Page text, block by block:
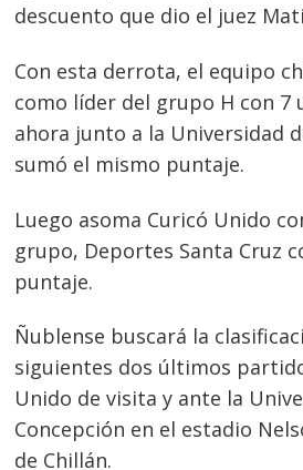
descuento que dio el juez
Con esta derrota, el equipo
como líder del grupo H con 7
ahora junto a la Universidad
sumó el mismo puntaje.
Luego asoma Curicó Unido
grupo, Deportes Santa Cruz
puntaje.
Ñublense buscará la
siguientes dos últimos
Unido de visita y ante la
Concepción en el estadio
de Chillán.